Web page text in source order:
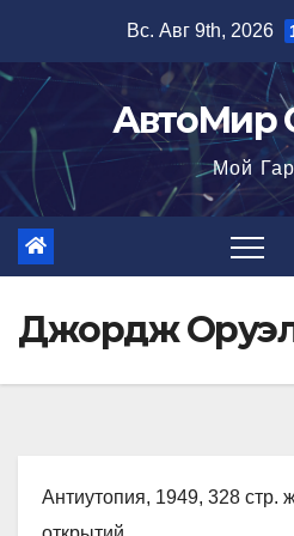
содержимому
Вс. Авг 9th, 2026
АвтоМир
Мой
Джордж
Антиутопия, 1949, 328 стр.